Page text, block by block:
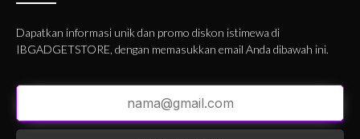
Dapatkan informasi unik dan promo diskon istimewa di
IBGADGETSTORE, dengan memasukkan email Anda dibawah ini.